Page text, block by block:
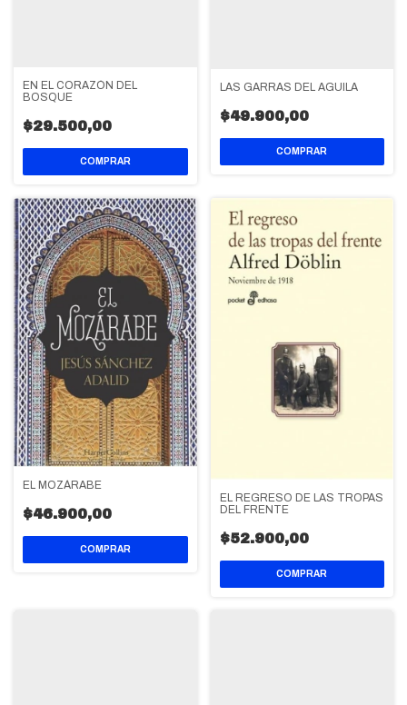
EN EL CORAZÓN DEL
BOSQUE
$29.500,00
LAS GARRAS DEL AGUILA
$49.900,00
EL MOZÁRABE
$46.900,00
EL REGRESO DE LAS TROPAS
DEL FRENTE
$52.900,00